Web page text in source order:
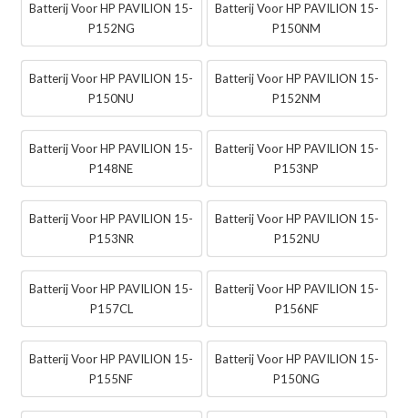
Batterij Voor HP PAVILION 15-
P152NG
Batterij Voor HP PAVILION 15-
P150NM
Batterij Voor HP PAVILION 15-
P150NU
Batterij Voor HP PAVILION 15-
P152NM
Batterij Voor HP PAVILION 15-
P148NE
Batterij Voor HP PAVILION 15-
P153NP
Batterij Voor HP PAVILION 15-
P153NR
Batterij Voor HP PAVILION 15-
P152NU
Batterij Voor HP PAVILION 15-
P157CL
Batterij Voor HP PAVILION 15-
P156NF
Batterij Voor HP PAVILION 15-
P155NF
Batterij Voor HP PAVILION 15-
P150NG